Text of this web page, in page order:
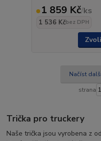
1 859 Kč/ks
1 536 Kčbez DPH
Načíst
strana
Trička pro truckery
Naše trička jsou vyrobena z